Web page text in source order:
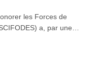
les Forces de
a, par une…